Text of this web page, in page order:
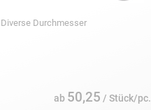
Diverse Durchmesser
ab 50,25 / Stück/pc.